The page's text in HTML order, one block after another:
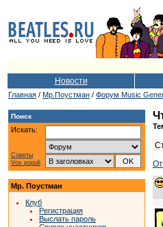
Новости
Главная / Мр.Поустман / Форум Music
Поиск
Искать:
Советы
Vox populi
Мр. Поустман
Клуб
Регистрация
Выслать пароль